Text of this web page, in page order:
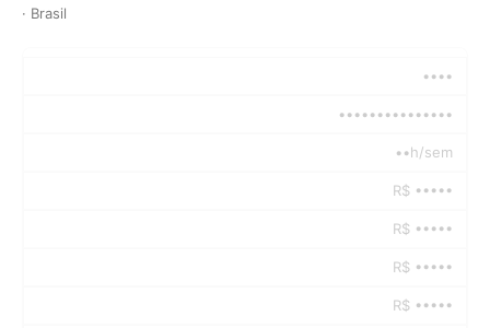
· Brasil
••••
•••••••••••••••
••h/sem
R$ •••••
R$ •••••
R$ •••••
R$ •••••